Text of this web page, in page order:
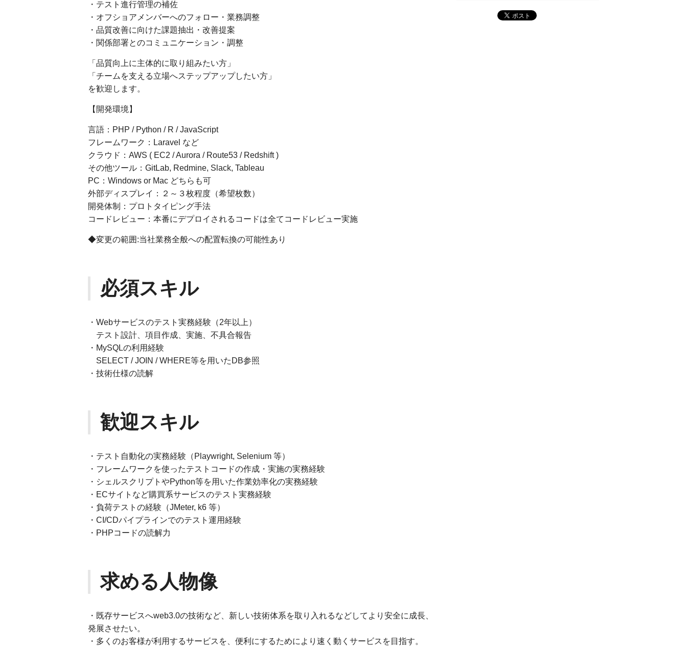
・テスト進行管理の補佐
・オフショアメンバーへのフォロー・業務調整
・品質改善に向けた課題抽出・改善提案
・関係部署とのコミュニケーション・調整
「品質向上に主体的に取り組みたい方」
「チームを支える立場へステップアップしたい方」
を歓迎します。
【開発環境】
言語：PHP / Python / R / JavaScript
フレームワーク：Laravel など
クラウド：AWS ( EC2 / Aurora / Route53 / Redshift )
その他ツール：GitLab, Redmine, Slack, Tableau
PC：Windows or Mac どちらも可
外部ディスプレイ：２～３枚程度（希望枚数）
開発体制：プロトタイピング手法
コードレビュー：本番にデプロイされるコードは全てコードレビュー実施
◆変更の範囲:当社業務全般への配置転換の可能性あり
必須スキル
・Webサービスのテスト実務経験（2年以上）
テスト設計、項目作成、実施、不具合報告
・MySQLの利用経験
SELECT / JOIN / WHERE等を用いたDB参照
・技術仕様の読解
歓迎スキル
・テスト自動化の実務経験（Playwright, Selenium 等）
・フレームワークを使ったテストコードの作成・実施の実務経験
・シェルスクリプトやPython等を用いた作業効率化の実務経験
・ECサイトなど購買系サービスのテスト実務経験
・負荷テストの経験（JMeter, k6 等）
・CI/CDパイプラインでのテスト運用経験
・PHPコードの読解力
求める人物像
・既存サービスへweb3.0の技術など、新しい技術体系を取り入れるなどしてより安全に成長、
発展させたい。
・多くのお客様が利用するサービスを、便利にするためにより速く動くサービスを目指す。